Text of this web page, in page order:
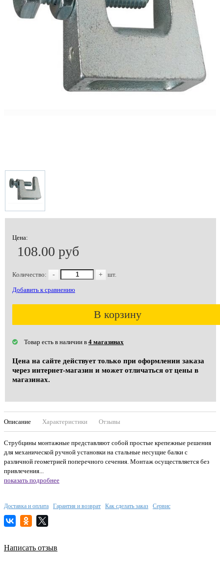
Цена:
108.00 руб
Количество: - + шт.
Добавить к сравнению
В корзину
Товар есть в наличии в 4 магазинах
Цена на сайте действует только при оформлении заказа
через интернет-магазин и может отличаться от цены в
магазинах.
Описание Характеристики Отзывы
Струбцины монтажные представляют собой простые крепежные решения
для механической ручной установки на стальные несущие балки с
различной геометрией поперечного сечения. Монтаж осуществляется без
привлечения...
показать подробнее
Доставка и оплата Гарантия и возврат Как сделать заказ Сервис
Написать отзыв